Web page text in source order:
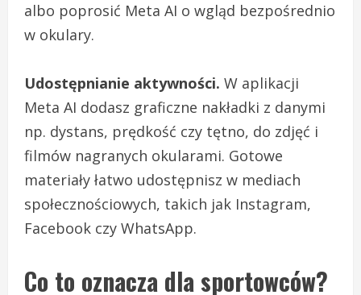
albo poprosić Meta AI o wgląd bezpośrednio
w okulary.
Udostępnianie aktywności. W aplikacji
Meta AI dodasz graficzne nakładki z danymi
np. dystans, prędkość czy tętno, do zdjęć i
filmów nagranych okularami. Gotowe
materiały łatwo udostępnisz w mediach
społecznościowych, takich jak Instagram,
Facebook czy WhatsApp.
Co to oznacza dla sportowców?